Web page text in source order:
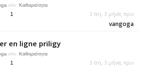
στο: Καθαριότητα
1 3 έτη, 3 μήνες πριν
vangoga
en ligne priligy
στο: Καθαριότητα
1 3 έτη, 3 μήνες πριν